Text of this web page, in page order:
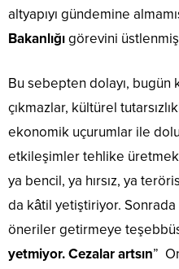
altyapıyı gündemine
Bakanlığıgörevini
Bu sebepten dolayı,
çıkmazlar, kültürel
ekonomik uçurumlar ile
etkileşimler tehlike
ya bencil, ya hırsız, ya
da kâtil yetiştiriyor.
öneriler getirmeye
yetmiyor. Cezalar artsın”